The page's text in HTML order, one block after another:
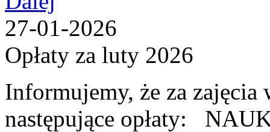
27-01-2026
Opłaty za luty 2026
Informujemy, że za
następujące opłaty: